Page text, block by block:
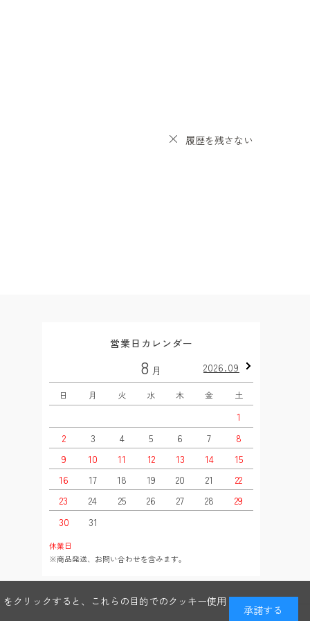
履歴を残さない
営業日カレンダー
8 月 2026.09
日 月 火 水 木 金 土
1
2
3 4 5 6 7
8
9
10 11 12 13 14
15
16
17 18 19 20 21
22
23
24 25 26 27 28
29
30
31
休業日
※商品発送、お問い合わせを含みます。
クリックすると、これらの目的でのクッキー使用
承諾する